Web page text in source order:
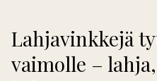
Lahjavinkkejä
vaimolle –